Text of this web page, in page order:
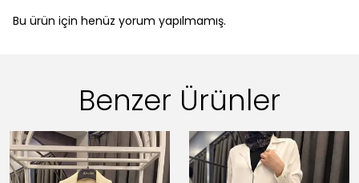
Bu ürün için henüz yorum yapılmamış.
Benzer Ürünler